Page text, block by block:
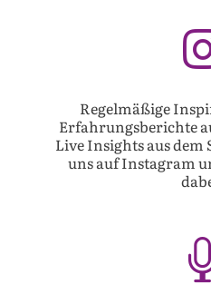
Regelmäßige
Erfahrungsberichte
Live Insights aus
uns auf Instagram